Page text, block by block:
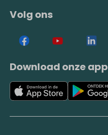
Volg ons
Download onze app